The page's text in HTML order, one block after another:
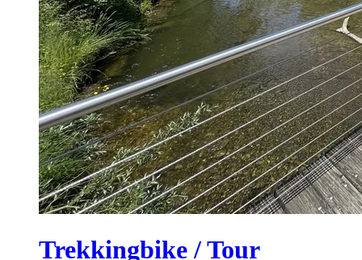
Trekkingbike / Tour